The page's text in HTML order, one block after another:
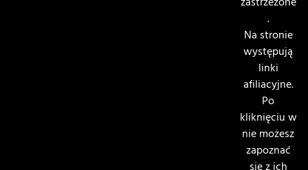
.
Na stronie
występują
linki
afiliacyjne.
Po
kliknięciu w
nie możesz
zapoznać